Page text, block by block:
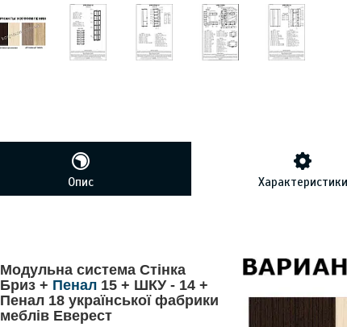
Опис Характеристики
Модульна система Стінка
Бриз + Пенал 15 + ШКУ - 14 +
Пенал 18 української фабрики
меблів Еверест